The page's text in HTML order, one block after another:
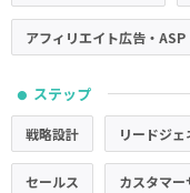
アフィリエイト広告・ASP
● ステップ
戦略設計 リードジ
セールス カスタマ